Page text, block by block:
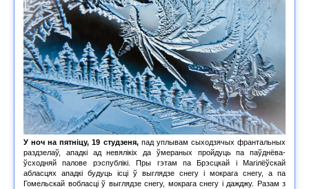
У ноч на пятніцу, 19 студзеня,пад уплывам сыходзячых франтальных
раздзелаў, ападкі ад невялікіх да ўмераных пройдуць па паўднёва-
ўсходняй палове рэспублікі. Пры гэтам па Брэсцкай і Магілёўскай
абласцях ападкі будуць ісці ў выглядзе снегу і мокрага снегу, а па
Гомельскай вобласці ў выглядзе снегу, мокрага снегу і дажджу. Разам з